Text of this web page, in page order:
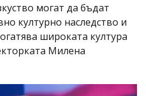
могат да бъдат
културно наследство и
широката култура
Милена